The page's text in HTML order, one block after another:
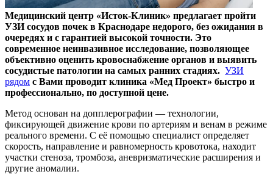
Медицинский центр «Исток-Клиник» предлагает пройти
УЗИ сосудов почек в Краснодаре недорого, без ожидания в
очередях и с гарантией высокой точности. Это
современное неинвазивное исследование, позволяющее
объективно оценить кровоснабжение органов и выявить
сосудистые патологии на самых ранних стадиях. УЗИ
рядом с Вами проводит клиника «Мед Проект» быстро и
профессионально, по доступной цене.
Метод основан на допплерографии — технологии,
фиксирующей движение крови по артериям и венам в режиме
реального времени. С её помощью специалист определяет
скорость, направление и равномерность кровотока, находит
участки стеноза, тромбоза, аневризматические расширения и
другие аномалии.